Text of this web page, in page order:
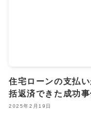
住宅ローンの支払
括返済できた成功事
2025年2月19日